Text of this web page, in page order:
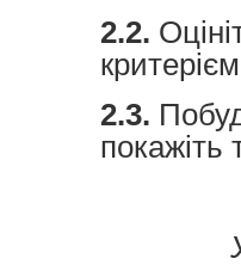
2.2.
2.3.
покажіть